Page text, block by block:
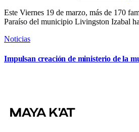
Este Viernes 19 de marzo, más de 170 familias del Barrio Real
Paraíso del municipio Livingston Izabal
Noticias
Impulsan creación de ministerio de la